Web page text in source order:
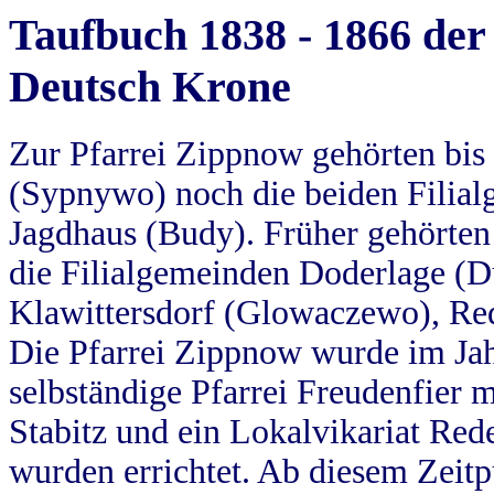
Taufbuch 1838 - 1866
Deutsch Krone
Zur Pfarrei Zippnow gehörten
(Sypnywo) noch die beiden
Jagdhaus (Budy). Früher
die Filialgemeinden Doderlage
Klawittersdorf (Glowaczewo),
Die Pfarrei Zippnow wurde im
selbständige Pfarrei Freudenfier
Stabitz und ein Lokalvikariat
wurden errichtet. Ab diesem